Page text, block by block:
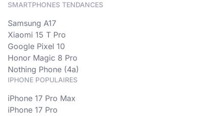
SMARTPHONES TENDANCES
Samsung A17
Xiaomi 15 T Pro
Google Pixel 10
Honor Magic 8 Pro
Nothing Phone (4a)
IPHONE POPULAIRES
iPhone 17 Pro Max
iPhone 17 Pro